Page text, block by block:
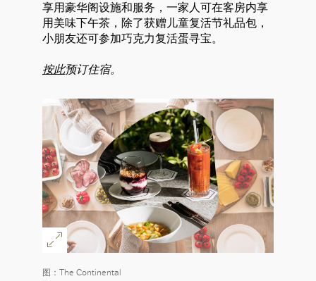
享用豪华阁设施和服务，一家人可在客房内享
用美味下午茶，除了获赠儿童复活节礼品包，
小朋友还可参加巧克力复活蛋寻宝。
按此预订住宿。
图：The Continental